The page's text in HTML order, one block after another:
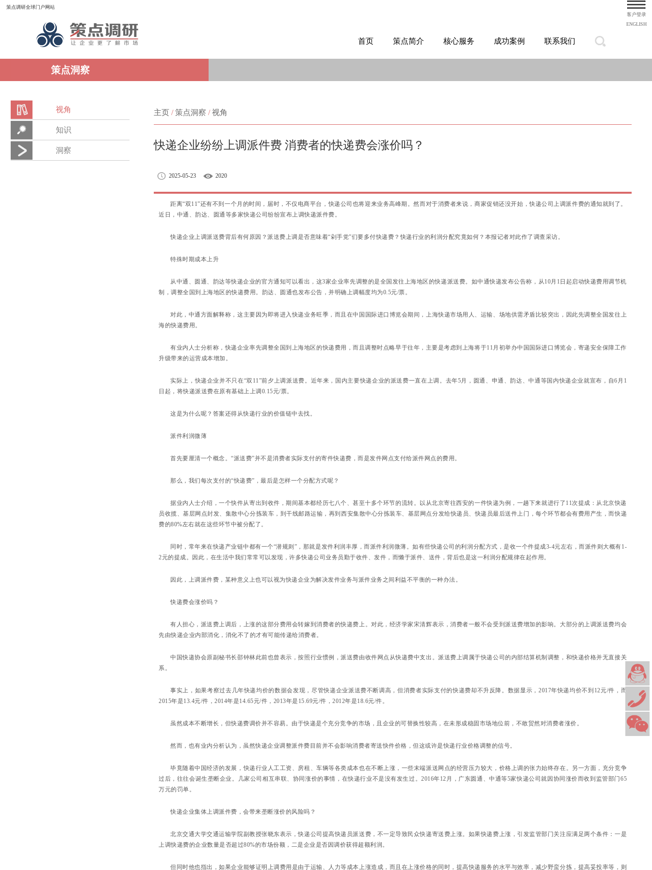
策点调研全球门户网站
客户登录
ENGLISH
首页 策点简介 核心服务 成功案例 联系我们
策点洞察
视角
知识
洞察
主页 /策点洞察 /视角
快递企业纷纷上调派件费 消费者的快递费会涨价吗？
2025-05-23 2020
距离“双11”还有不到一个月的时间，届时，不仅电商平台，快递公司也将迎来业务高峰期。然而对于消费者来说，商家促销还没开始，快递公司上调派件费的通知就到了。
近日，中通、韵达、圆通等多家快递公司纷纷宣布上调快递派件费。
快递企业上调派送费背后有何原因？派送费上调是否意味着“剁手党”们要多付快递费？快递行业的利润分配究竟如何？本报记者对此作了调查采访。
特殊时期成本上升
从中通、圆通、韵达等快递企业的官方通知可以看出，这3家企业率先调整的是全国发往上海地区的快递派送费。如中通快递发布公告称，从10月1日起启动快递费用调节机
制，调整全国到上海地区的快递费用。韵达、圆通也发布公告，并明确上调幅度均为0.5元/票。
对此，中通方面解释称，这主要因为即将进入快递业务旺季，而且在中国国际进口博览会期间，上海快递市场用人、运输、场地供需矛盾比较突出，因此先调整全国发往上
海的快递费用。
有业内人士分析称，快递企业率先调整全国到上海地区的快递费用，而且调整时点略早于往年，主要是考虑到上海将于11月初举办中国国际进口博览会，寄递安全保障工作
升级带来的运营成本增加。
实际上，快递企业并不只在“双11”前夕上调派送费。近年来，国内主要快递企业的派送费一直在上调。去年5月，圆通、申通、韵达、中通等国内快递企业就宣布，自6月1
日起，将快递派送费在原有基础上上调0.15元/票。
这是为什么呢？答案还得从快递行业的价值链中去找。
派件利润微薄
首先要厘清一个概念。“派送费”并不是消费者实际支付的寄件快递费，而是发件网点支付给派件网点的费用。
那么，我们每次支付的“快递费”，最后是怎样一个分配方式呢？
据业内人士介绍，一个快件从寄出到收件，期间基本都经历七八个、甚至十多个环节的流转。以从北京寄往西安的一件快递为例，一趟下来就进行了11次提成：从北京快递
员收揽、基层网点封发、集散中心分拣装车，到干线邮路运输，再到西安集散中心分拣装车、基层网点分发给快递员、快递员最后送件上门，每个环节都会有费用产生，而快递
费的80%左右就在这些环节中被分配了。
同时，常年来在快递产业链中都有一个“潜规则”，那就是发件利润丰厚，而派件利润微薄。如有些快递公司的利润分配方式，是收一个件提成3-4元左右，而派件则大概有1-
2元的提成。因此，在生活中我们常常可以发现，许多快递公司业务员勤于收件、发件，而懒于派件、送件，背后也是这一利润分配规律在起作用。
因此，上调派件费，某种意义上也可以视为快递企业为解决发件业务与派件业务之间利益不平衡的一种办法。
快递费会涨价吗？
有人担心，派送费上调后，上涨的这部分费用会转嫁到消费者的快递费上。对此，经济学家宋清辉表示，消费者一般不会受到派送费增加的影响。大部分的上调派送费均会
先由快递企业内部消化，消化不了的才有可能传递给消费者。
中国快递协会原副秘书长邵钟林此前也曾表示，按照行业惯例，派送费由收件网点从快递费中支出。派送费上调属于快递公司的内部结算机制调整，和快递价格并无直接关
系。
事实上，如果考察过去几年快递均价的数据会发现，尽管快递企业派送费不断调高，但消费者实际支付的快递费却不升反降。数据显示，2017年快递均价不到12元/件，而
2015年是13.4元/件，2014年是14.65元/件，2013年是15.69元/件，2012年是18.6元/件。
虽然成本不断增长，但快递费调价并不容易。由于快递是个充分竞争的市场，且企业的可替换性较高，在未形成稳固市场地位前，不敢贸然对消费者涨价。
然而，也有业内分析认为，虽然快递企业调整派件费目前并不会影响消费者寄送快件价格，但这或许是快递行业价格调整的信号。
毕竟随着中国经济的发展，快递行业人工工资、房租、车辆等各类成本也在不断上涨，一些末端派送网点的经营压力较大，价格上调的张力始终存在。另一方面，充分竞争
过后，往往会诞生垄断企业。几家公司相互串联、协同涨价的事情，在快递行业不是没有发生过。2016年12月，广东圆通、中通等5家快递公司就因协同涨价而收到监管部门65
万元的罚单。
快递企业集体上调派件费，会带来垄断涨价的风险吗？
北京交通大学交通运输学院副教授张晓东表示，快递公司提高快递员派送费，不一定导致民众快递寄送费上涨。如果快递费上涨，引发监管部门关注应满足两个条件：一是
上调快递费的企业数量是否超过80%的市场份额，二是企业是否因调价获得超额利润。
但同时他也指出，如果企业能够证明上调费用是由于运输、人力等成本上涨造成，而且在上涨价格的同时，提高快递服务的水平与效率，减少野蛮分拣，提高妥投率等，则